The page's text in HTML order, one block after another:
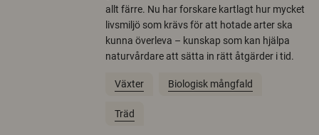
allt färre. Nu har forskare kartlagt hur mycket
livsmiljö som krävs för att hotade arter ska
kunna överleva – kunskap som kan hjälpa
naturvårdare att sätta in rätt åtgärder i tid.
Växter Biologisk mångfald
Träd